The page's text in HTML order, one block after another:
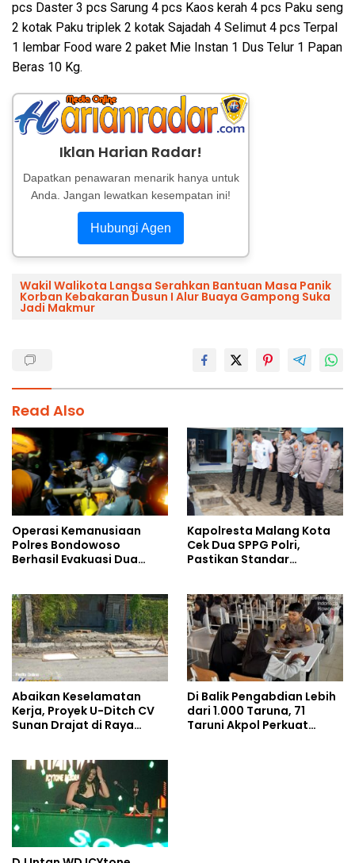
pcs Daster 3 pcs Sarung 4 pcs Kaos kerah 4 pcs Paku seng
2 kotak Paku triplek 2 kotak Sajadah 4 Selimut 4 pcs Terpal
1 lembar Food ware 2 paket Mie Instan 1 Dus Telur 1 Papan
Beras 10 Kg.
Iklan Harian Radar!
Dapatkan penawaran menarik hanya untuk
Anda. Jangan lewatkan kesempatan ini!
Hubungi Agen
Wakil Walikota Langsa Serahkan Bantuan Masa Panik
Korban Kebakaran Dusun I Alur Buaya Gampong Suka
Jadi Makmur
Read Also
Operasi Kemanusiaan
Polres Bondowoso
Berhasil Evakuasi Dua
Kapolresta Malang Kota
Cek Dua SPPG Polri,
Pastikan Standar
Berjalan Optimal
Abaikan Keselamatan
Kerja, Proyek U-Ditch CV
Sunan Drajat di Raya
Hidup-Hidup
Di Balik Pengabdian Lebih
dari 1.000 Taruna, 71
Taruni Akpol Perkuat